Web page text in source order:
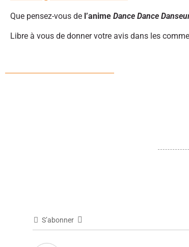
Que pensez-vous de l’anime Dance Dance
Libre à vous de donner votre avis dans les
S’abonner